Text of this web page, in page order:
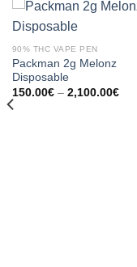
90% THC VAPE PEN
Packman 2g Melonz
Disposable
150.00€ – 2,100.00€